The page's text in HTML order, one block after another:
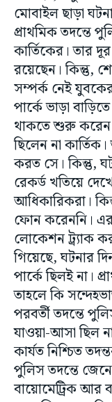
মোবাইল ছাড়া
প্রাথমিক তদন্তে
কার্তিকের। তার
রয়েছেন। কিন্তু,
সম্পর্ক নেই
পার্কে ভাড়া
থাকতে শুরু করেন
ছিলেন না
করত সে। কিন্তু,
রেকর্ড খতিয়ে
আধিকারিকরা।
ফোন করেননি।
লোকেশন ট্র্যাক
গিয়েছে, ঘটনার
পার্কে ছিলই না।
তাহলে কি
পরবর্তী তদন্তে
যাওয়া-আসা ছিল
কার্যত নিশ্চিত
পুলিস তদন্তে
বায়োমেট্রিক আর